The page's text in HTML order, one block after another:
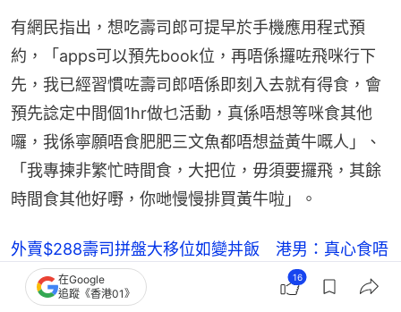
有網民指出，想吃壽司郎可提早於手機應用程式預
約，「apps可以預先book位，再唔係攞咗飛咪行下
先，我已經習慣咗壽司郎唔係即刻入去就有得食，會
預先諗定中間個1hr做乜活動，真係唔想等咪食其他
囉，我係寧願唔食肥肥三文魚都唔想益黃牛嘅人」、
「我專揀非繁忙時間食，大把位，毋須要攞飛，其餘
時間食其他好嘢，你哋慢慢排買黃牛啦」。
外賣$288壽司拼盤大移位如變丼飯 港男：真心食唔
落 Keeta回應
在Google
追蹤《香港01》
16